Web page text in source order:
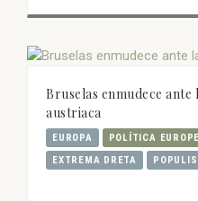
Bruselas enmudece
austriaca
EUROPA POLÍTICA
EXTREMA DRETA